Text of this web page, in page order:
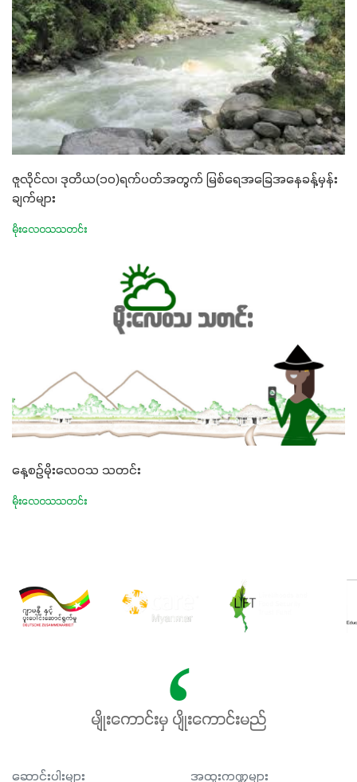
ဇူလိုင်လ၊ ဒုတိယ(၁၀)ရက်ပတ်အတွက် မြစ်ရေအခြေအနေခန့်မှန်း
ချက်များ
မိုးလေဝသသတင်း
နေ့စဉ်မိုးလေဝသ သတင်း
မိုးလေဝသသတင်း
မျိုးကောင်းမှ ပျိုးကောင်းမည်
ဆောင်းပါးများ အထူးကဏ္ဍများ